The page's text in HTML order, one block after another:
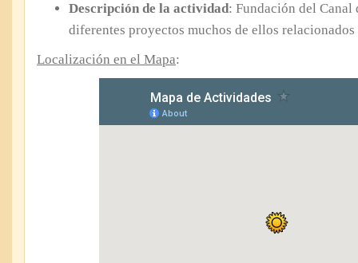
Descripción de la actividad: Fundación del
diferentes proyectos muchos de ellos
Localización en el Mapa: